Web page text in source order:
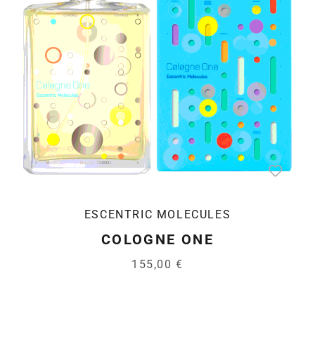
ESCENTRIC MOLECULES
COLOGNE ONE
155,00 €